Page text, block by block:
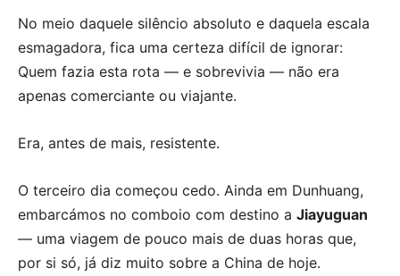
No meio daquele silêncio absoluto e daquela escala
esmagadora, fica uma certeza difícil de ignorar:
Quem fazia esta rota — e sobrevivia — não era
apenas comerciante ou viajante.
Era, antes de mais, resistente.
O terceiro dia começou cedo. Ainda em Dunhuang,
embarcámos no comboio com destino a Jiayuguan
— uma viagem de pouco mais de duas horas que,
por si só, já diz muito sobre a China de hoje.